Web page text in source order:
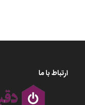
ارتباط با ما